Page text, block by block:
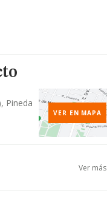
Pineda
VER EN MAPA
Ver más